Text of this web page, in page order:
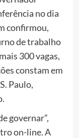
no dia
confirmou,
de trabalho
300 vagas,
constam em
Paulo,
governar”,
on-line. A